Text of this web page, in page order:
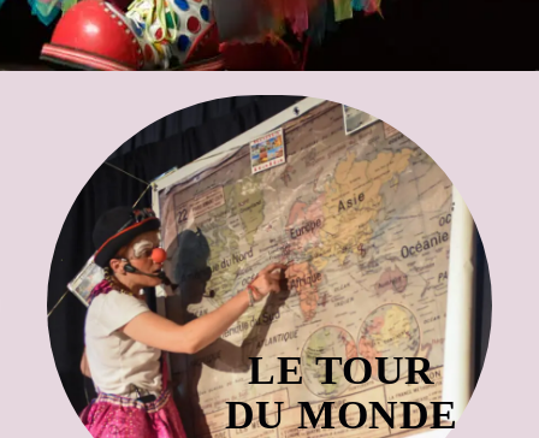
LE TOUR
DU MONDE
Le Tour du Monde
Anita fait le tour des 5 continents. Elle va
chercher des enfants qu'elle costume avec
chapeaux et autres. Ensuite chaque continent
révèle une chorégraphie réalisée avec tout le
public.
Spectacle très coloré, dansant et éducatif.
Très interactif